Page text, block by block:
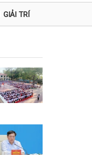
GIẢI TRÍ